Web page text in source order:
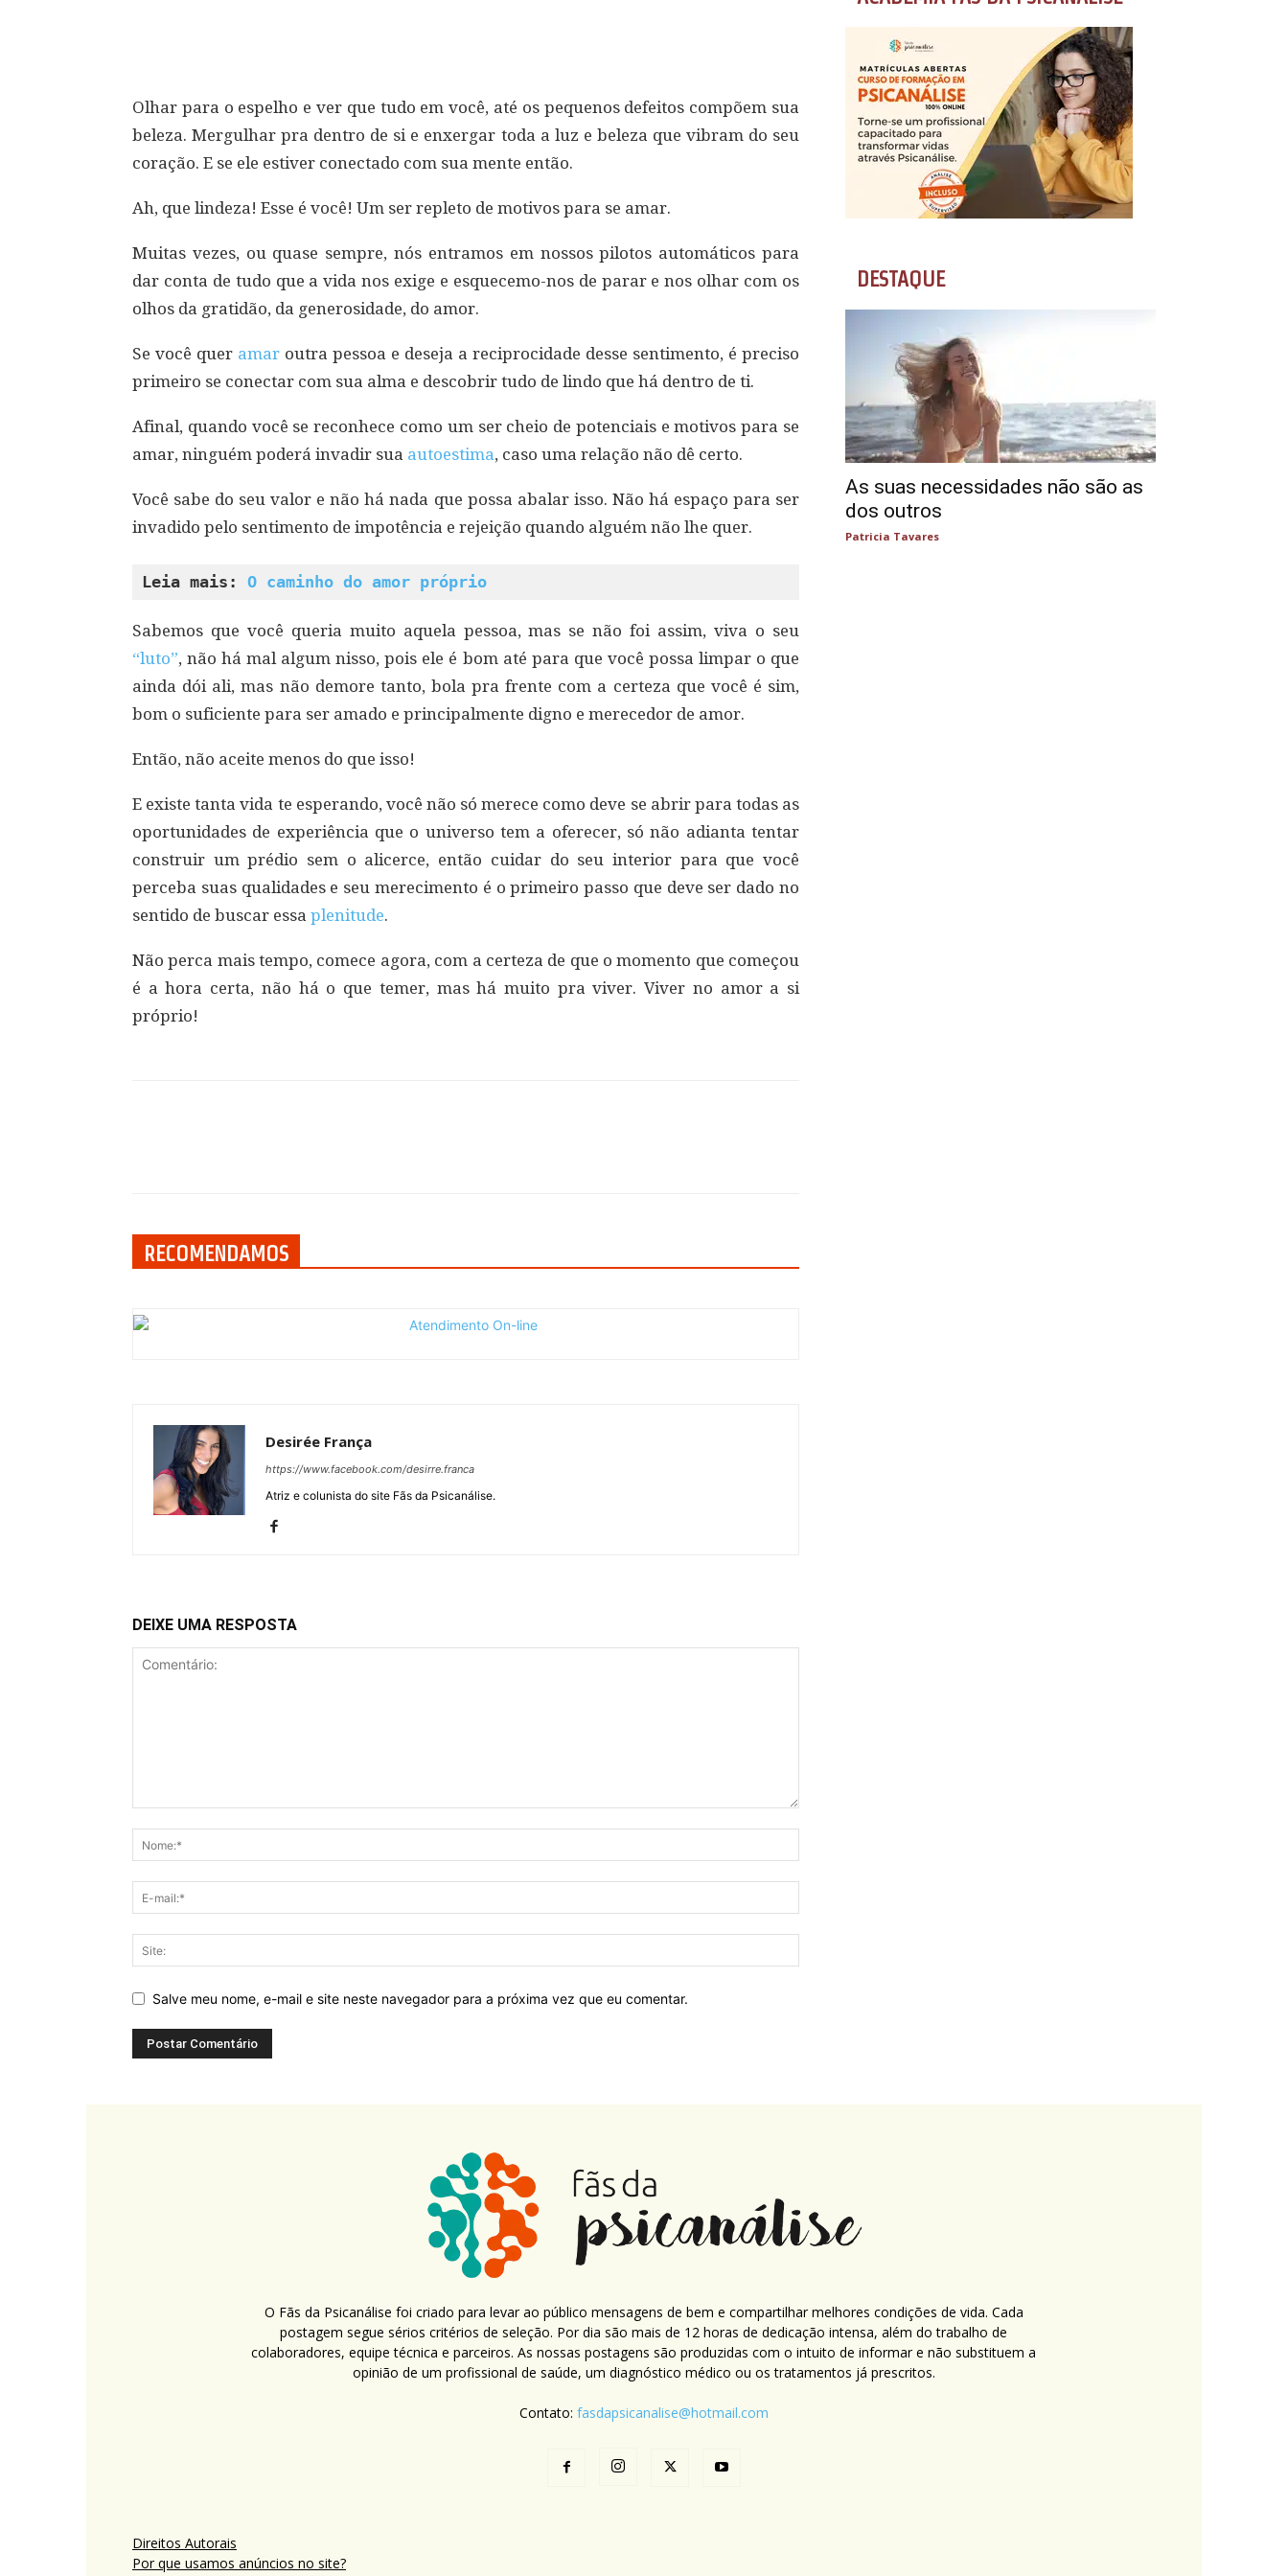
Olhar para o espelho e ver que tudo em você, até os pequenos defeitos compõem sua
beleza. Mergulhar pra dentro de si e enxergar toda a luz e beleza que vibram do seu
coração. E se ele estiver conectado com sua mente então.
Ah, que lindeza! Esse é você! Um ser repleto de motivos para se amar.
Muitas vezes, ou quase sempre, nós entramos em nossos pilotos automáticos para
dar conta de tudo que a vida nos exige e esquecemo-nos de parar e nos olhar com os
olhos da gratidão, da generosidade, do amor.
Se você quer amar outra pessoa e deseja a reciprocidade desse sentimento, é preciso
primeiro se conectar com sua alma e descobrir tudo de lindo que há dentro de ti.
Afinal, quando você se reconhece como um ser cheio de potenciais e motivos para se
amar, ninguém poderá invadir sua autoestima, caso uma relação não dê certo.
Você sabe do seu valor e não há nada que possa abalar isso. Não há espaço para ser
invadido pelo sentimento de impotência e rejeição quando alguém não lhe quer.
Leia mais: O caminho do amor próprio
Sabemos que você queria muito aquela pessoa, mas se não foi assim, viva o seu
“luto”, não há mal algum nisso, pois ele é bom até para que você possa limpar o que
ainda dói ali, mas não demore tanto, bola pra frente com a certeza que você é sim,
bom o suficiente para ser amado e principalmente digno e merecedor de amor.
Então, não aceite menos do que isso!
E existe tanta vida te esperando, você não só merece como deve se abrir para todas as
oportunidades de experiência que o universo tem a oferecer, só não adianta tentar
construir um prédio sem o alicerce, então cuidar do seu interior para que você
perceba suas qualidades e seu merecimento é o primeiro passo que deve ser dado no
sentido de buscar essa plenitude.
Não perca mais tempo, comece agora, com a certeza de que o momento que começou
é a hora certa, não há o que temer, mas há muito pra viver. Viver no amor a si
próprio!
RECOMENDAMOS
Desirée França
https://www.facebook.com/desirre.franca
Atriz e colunista do site Fãs da Psicanálise.
DEIXE UMA RESPOSTA
Salve meu nome, e-mail e site neste navegador para a próxima vez que eu comentar.
DESTAQUE
As suas necessidades não são as
dos outros
Patricia Tavares
O Fãs da Psicanálise foi criado para levar ao público mensagens de bem e compartilhar melhores condições de vida. Cada
postagem segue sérios critérios de seleção. Por dia são mais de 12 horas de dedicação intensa, além do trabalho de
colaboradores, equipe técnica e parceiros. As nossas postagens são produzidas com o intuito de informar e não substituem a
opinião de um profissional de saúde, um diagnóstico médico ou os tratamentos já prescritos.
Contato: fasdapsicanalise@hotmail.com
Direitos Autorais
Por que usamos anúncios no site?